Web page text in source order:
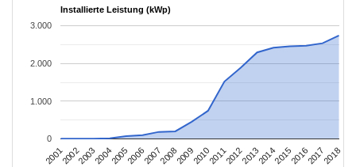
Installierte Leistung (kWp)
200120022003200420052006200720082009201020112012201320142015201620172018
0
1.000
2.000
3.000